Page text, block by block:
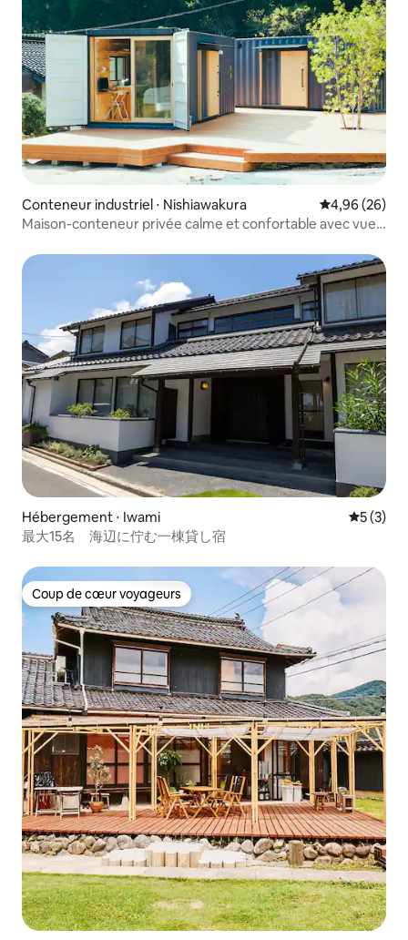
Conteneur industriel ⋅ Nishiawakura Évaluation
4,96 (26)
Maison-conteneur privée calme et confortable avec vue
consécutifs]
Hébergement ⋅ Iwami
5 (3)
最大15名 海辺に佇む一棟貸し宿
Coup de cœur voyageurs
Coup de cœur voyageurs